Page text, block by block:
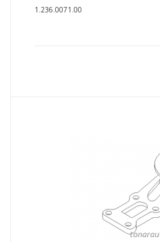
1.236.0071.00